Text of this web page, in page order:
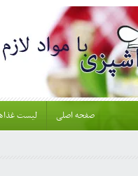
WPLANG already defined in
لیست صفحه اصلی